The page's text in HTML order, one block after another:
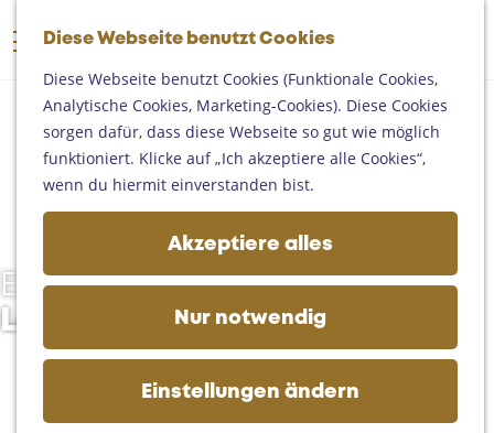
Diese Webseite benutzt Cookies
Diese Webseite benutzt Cookies (Funktionale Cookies,
Analytische Cookies, Marketing-Cookies). Diese Cookies
sorgen dafür, dass diese Webseite so gut wie möglich
funktioniert. Klicke auf „Ich akzeptiere alle Cookies“,
wenn du hiermit einverstanden bist.
Akzeptiere alles
Nur notwendig
Einstellungen ändern
e
h
e
n
S
i
e
z
r
H
m
e
p
M K
a
r
t
e
S
u
c
h
e
n
Asten
Gemert-Bakel
Laarbeek
Ihren Besuch planen
Auf der Karte
Fremdenverkehrsbüros und
Informationsstellen
Geschäftlich
Erleben Sie Kultur im
Land van de Peel